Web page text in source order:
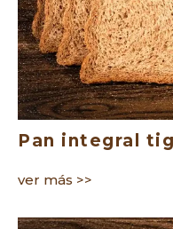
Pan integral
ver más >>